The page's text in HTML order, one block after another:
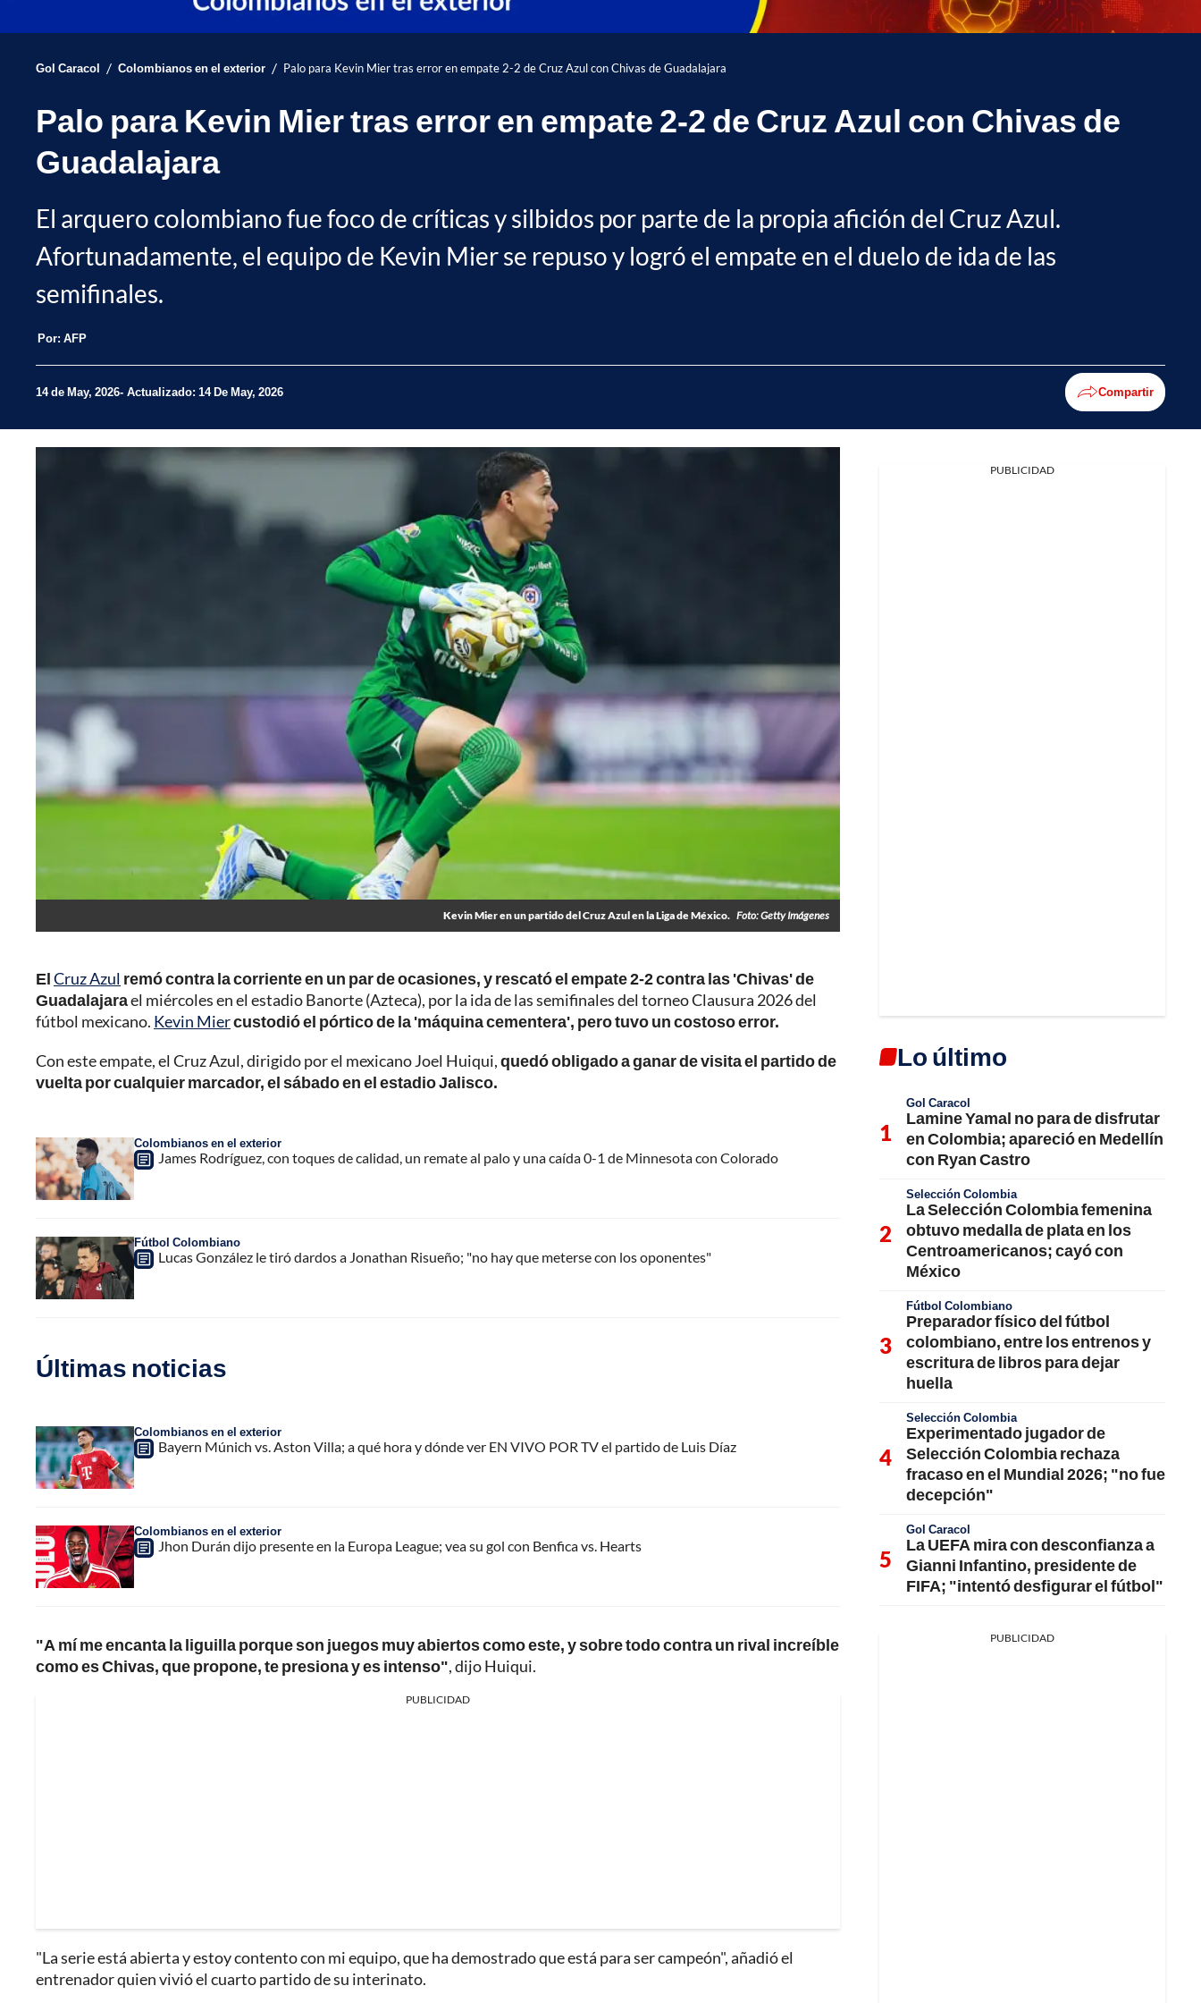
Gol Caracol / Colombianos en el exterior / Palo para Kevin Mier tras error en empate 2-2 de Cruz Azul con Chivas de Guadalajara
Palo para Kevin Mier tras error en empate 2-2 de Cruz Azul con Chivas de
Guadalajara
El arquero colombiano fue foco de críticas y silbidos por parte de la propia afición del Cruz Azul.
Afortunadamente, el equipo de Kevin Mier se repuso y logró el empate en el duelo de ida de las
semifinales.
Por: AFP
14 de May, 2026 Actualizado: 14 De May, 2026 Compartir
Kevin Mier en un partido del Cruz Azul en la Liga de México. Foto: Getty Imágenes
ElCruz Azul remó contra la corriente en un par de ocasiones, y rescató el empate 2-2 contra las 'Chivas' de
Guadalajarael miércoles en el estadio Banorte (Azteca), por la ida de las semifinales del torneo Clausura 2026 del
fútbol mexicano. Kevin Miercustodió el pórtico de la 'máquina cementera', pero tuvo un costoso error.
Con este empate, el Cruz Azul, dirigido por el mexicano Joel Huiqui,quedó obligado a ganar de visita el partido de
vuelta por cualquier marcador, el sábado en el estadio Jalisco.
Colombianos en el exterior
James Rodríguez, con toques de calidad, un remate al palo y una caída 0-1 de Minnesota con Colorado
Fútbol Colombiano
Lucas González le tiró dardos a Jonathan Risueño; "no hay que meterse con los oponentes"
Últimas noticias
Colombianos en el exterior
Bayern Múnich vs. Aston Villa; a qué hora y dónde ver EN VIVO POR TV el partido de Luis Díaz
Colombianos en el exterior
Jhon Durán dijo presente en la Europa League; vea su gol con Benfica vs. Hearts
"A mí me encanta la liguilla porque son juegos muy abiertos como este, y sobre todo contra un rival increíble
como es Chivas, que propone, te presiona y es intenso", dijo Huiqui.
PUBLICIDAD
"La serie está abierta y estoy contento con mi equipo, que ha demostrado que está para ser campeón", añadió el
entrenador quien vivió el cuarto partido de su interinato.
PUBLICIDAD
Lo último
Gol Caracol
Lamine Yamal no para de disfrutar
en Colombia; apareció en Medellín
con Ryan Castro
Selección Colombia
La Selección Colombia femenina
obtuvo medalla de plata en los
Centroamericanos; cayó con
México
Fútbol Colombiano
Preparador físico del fútbol
colombiano, entre los entrenos y
escritura de libros para dejar
huella
Selección Colombia
Experimentado jugador de
Selección Colombia rechaza
fracaso en el Mundial 2026; "no fue
decepción"
Gol Caracol
La UEFA mira con desconfianza a
Gianni Infantino, presidente de
FIFA; "intentó desfigurar el fútbol"
PUBLICIDAD